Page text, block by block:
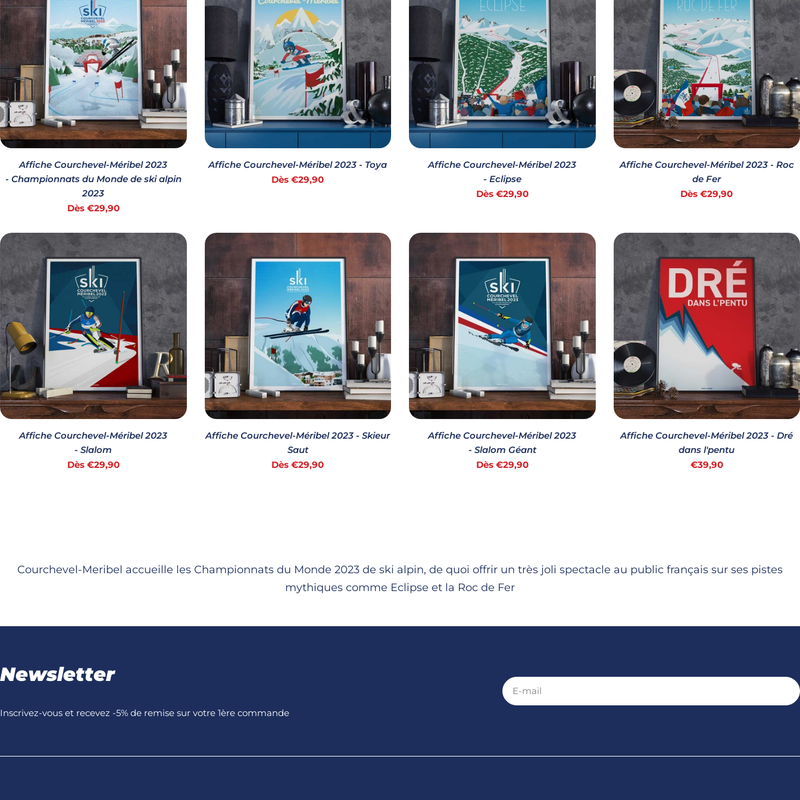
c
t
i
o
n
Affiche Courchevel-Méribel 2023
- Championnats du Monde de ski alpin
2023
Prix
habituel
Dès €29,90
Affiche Courchevel-Méribel 2023 - Toya
Prix
Dès €29,90
Affiche Courchevel-Méribel 2023
- Eclipse
Prix
Dès €29,90
Affiche Courchevel-Méribel 2023 - Roc
de Fer
Prix
Dès €29,90
Affiche Courchevel-Méribel 2023
- Slalom
Prix
Dès €29,90
Affiche Courchevel-Méribel 2023 - Skieur
Saut
Prix
Dès €29,90
Affiche Courchevel-Méribel 2023
- Slalom Géant
Prix
Dès €29,90
Affiche Courchevel-Méribel 2023 - Dré
dans l'pentu
Prix
€39,90
Courchevel-Meribel accueille les Championnats du Monde 2023 de ski alpin, de quoi offrir un très joli spectacle au public français sur ses pistes
mythiques comme Eclipse et la Roc de Fer
Newsletter
Inscrivez-vous et recevez -5% de remise sur votre 1ère commande
E-
mail